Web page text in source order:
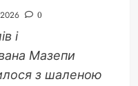
0
і
Мазепи
з шаленою